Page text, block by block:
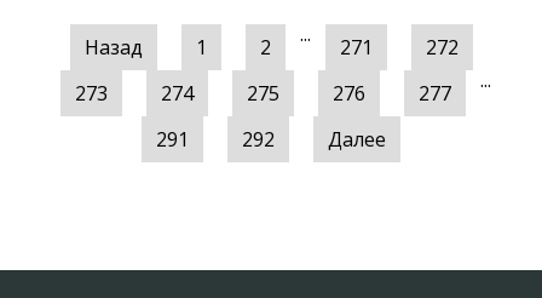
Назад 1 2 ... 271
272
273
274 275 276 277 ...
291 292 Далее